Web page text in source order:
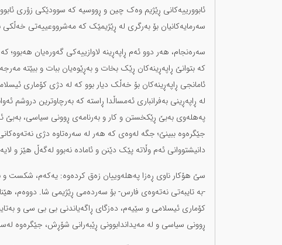
ئابوورییەکانی ڕێژیم وەک چین و ڕووسیە کە سوودێکی زۆری
سەرمایەکانیان بۆ بەرگری لە ڕێژیمێک کە مەشرووعییەتی خەڵکی
سەرەنجام، هەر دوو ئەم ڕاپەڕینە لاوازییەکی گەورەیان
کە بتوانێ ڕاپەڕینەکان ڕێک بخات و بەڕێوەیان ببات و ببێتە
ئامانجی ڕاپەڕینەکان بۆ خەڵک دیار بوو کە لە دژی کۆماری
لە ڕاپەڕینی بەفرانباری ئەمساڵدا ڕاستە کە بەرچاوترین دروشم
پەهلەوی بەبێ ڕێکخستن و کار و بەرنامەی ڕوونی سیاسی، بەبێ
جێگرەوە ببینێ؛ جگە لەوەی کە هەر لە سەرەتاوە دژی
دانیشتووانی ئەم وڵاتە پێک دێنن و ئامادە نەبوو لەگەڵ هێز و
-بە تایبەتی نەتەوەی فارس- بۆ سەردەمی ڕێژیمی شا. دووەم،
کۆماری ئیسلامی و سێیەم، دەزگای ڕاگەیاندنی بی بی سی و
ڕوونی سیاسی و لە مەیداندابوونی ڕێبەرانی شۆڕش، جێگرەوە